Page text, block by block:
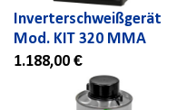
Inverterschweißgerät
Mod. KIT 320 MMA
1.188,00 €